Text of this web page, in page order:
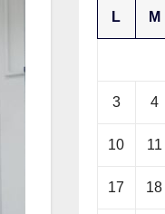
L M
3 4
10 11
17 18